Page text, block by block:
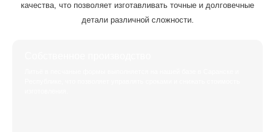
качества, что позволяет изготавливать точные и долговечные
детали различной сложности.